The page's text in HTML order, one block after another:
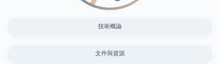
技術概論
文件與資源